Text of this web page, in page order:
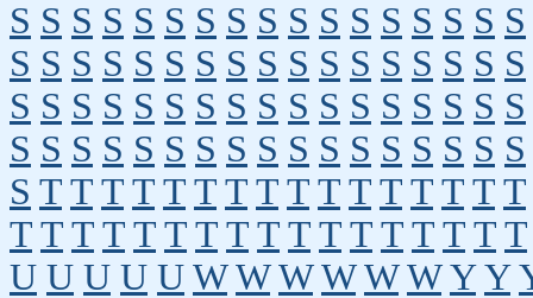
S S S S S S S S S S S S S S S S S
S S S S S S S S S S S S S S S S S
S S S S S S S S S S S S S S S S S
S S S S S S S S S S S S S S S S S
S T T T T T T T T T T T T T T T T
T T T T T T T T T T T T T T T T T
U U U U U W W W W W W Y Y